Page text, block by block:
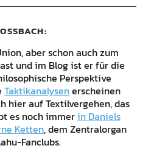
aber schon auch zum
und im Blog ist er für die
Perspektive
Taktikanalysenerscheinen
hier auf Textilvergehen, das
es noch immerin Daniels
Ketten, dem Zentralorgan
Fanclubs.